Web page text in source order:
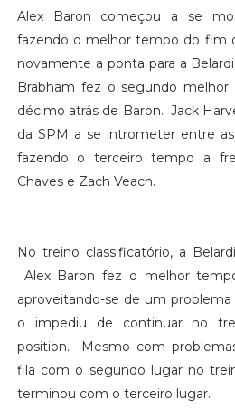
Alex Baron começou a se
fazendo o melhor tempo do fim
novamente a ponta para a
Brabham fez o segundo
décimo atrás de Baron. Jack
da SPM a se intrometer entre
fazendo o terceiro tempo a
Chaves e Zach Veach.
No treino classificatório, a
Alex Baron fez o melhor
aproveitando-se de um
o impediu de continuar no
position. Mesmo com
fila com o segundo lugar no
terminou com o terceiro lugar.